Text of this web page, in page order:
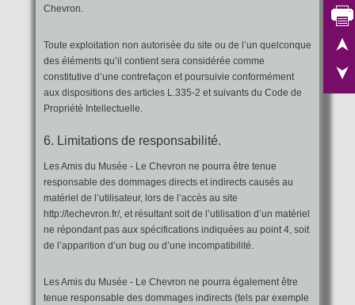
Chevron.
Toute exploitation non autorisée du site ou de l’un quelconque
des éléments qu’il contient sera considérée comme
constitutive d’une contrefaçon et poursuivie conformément
aux dispositions des articles L.335-2 et suivants du Code de
Propriété Intellectuelle.
6. Limitations de responsabilité.
Les Amis du Musée - Le Chevron ne pourra être tenue
responsable des dommages directs et indirects causés au
matériel de l’utilisateur, lors de l’accès au site
http://lechevron.fr/, et résultant soit de l’utilisation d’un matériel
ne répondant pas aux spécifications indiquées au point 4, soit
de l’apparition d’un bug ou d’une incompatibilité.
Les Amis du Musée - Le Chevron ne pourra également être
tenue responsable des dommages indirects (tels par exemple